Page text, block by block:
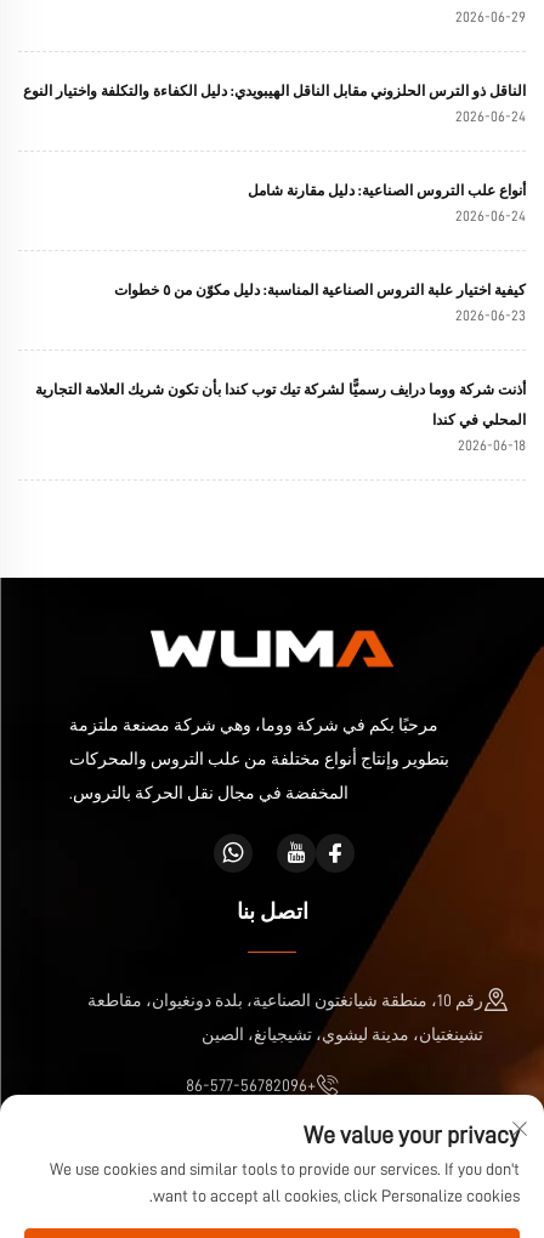
2026-06-29
الناقل ذو الترس الحلزوني مقابل الناقل الهيبويدي: دليل الكفاءة والتكلفة واختيار النوع
2026-06-24
أنواع علب التروس الصناعية: دليل مقارنة شامل
2026-06-24
كيفية اختيار علبة التروس الصناعية المناسبة: دليل مكوّن من ٥ خطوات
2026-06-23
أذنت شركة ووما درايف رسميًّا لشركة تيك توب كندا بأن تكون شريك العلامة التجارية
المحلي في كندا
2026-06-18
مرحبًا بكم في شركة ووما، وهي شركة مصنعة ملتزمة
بتطوير وإنتاج أنواع مختلفة من علب التروس والمحركات
المخفضة في مجال نقل الحركة بالتروس.
اتصل بنا
رقم 10، منطقة شيانغتون الصناعية، بلدة دونغيوان، مقاطعة
تشينغتيان، مدينة ليشوي، تشيجيانغ، الصين
+86-577-56782096
[email protected]
We value your privacy
We use cookies and similar tools to provide our services. If you don't
want to accept all cookies, click Personalize cookies.